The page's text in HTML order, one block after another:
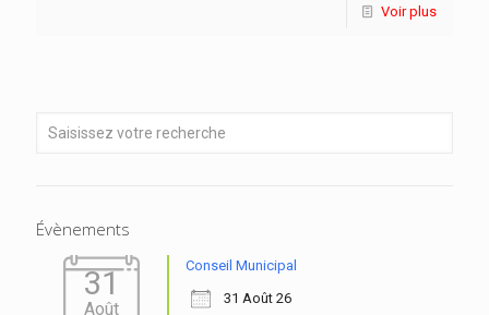
Voir plus
Évènements
31
Août
Conseil Municipal
31 Août 26